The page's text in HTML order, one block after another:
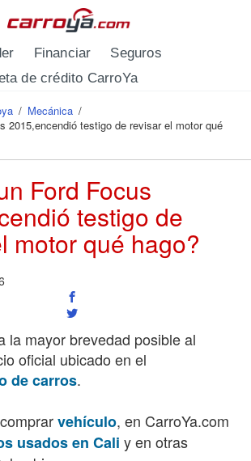
Financiar
Seguros
de crédito CarroYa
aquí
/ Mecánica /
2015,encendió testigo de revisar el motor qué
Ford Focus
testigo de
motor qué hago?
la mayor brevedad posible al
oficial ubicado en el
de carros.
vehículo, en CarroYa.com
usados en Cali y en otras